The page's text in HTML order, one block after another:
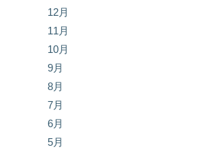
12月
11月
10月
9月
8月
7月
6月
5月